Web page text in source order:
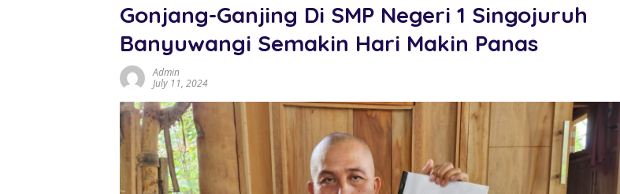
Gonjang-Ganjing Di SMP Negeri 1 Singojuruh
Banyuwangi Semakin Hari Makin Panas
Admin
July 11, 2024